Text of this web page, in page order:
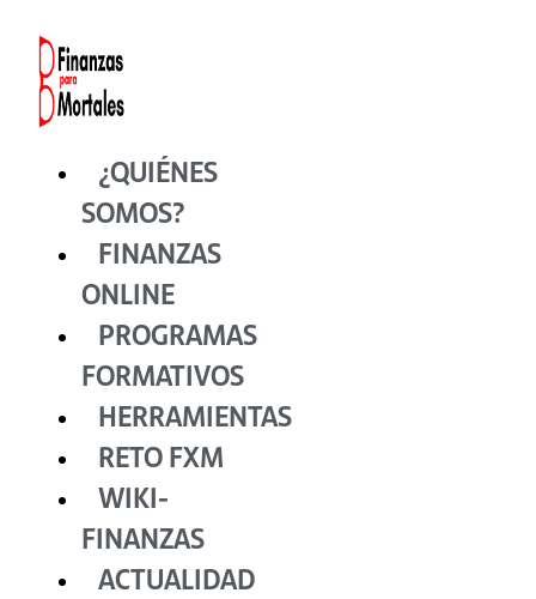
contenido
¿QUIÉNES
SOMOS?
FINANZAS
ONLINE
PROGRAMAS
FORMATIVOS
HERRAMIENTAS
RETO FXM
WIKI-
FINANZAS
ACTUALIDAD